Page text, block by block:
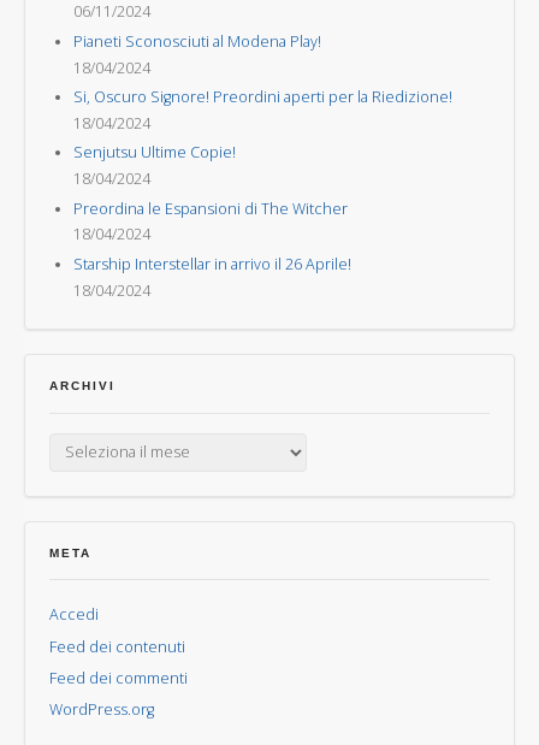
06/11/2024
Pianeti Sconosciuti al Modena Play!
18/04/2024
Si, Oscuro Signore! Preordini aperti per la Riedizione!
18/04/2024
Senjutsu Ultime Copie!
18/04/2024
Preordina le Espansioni di The Witcher
18/04/2024
Starship Interstellar in arrivo il 26 Aprile!
18/04/2024
ARCHIVI
META
Accedi
Feed dei contenuti
Feed dei commenti
WordPress.org